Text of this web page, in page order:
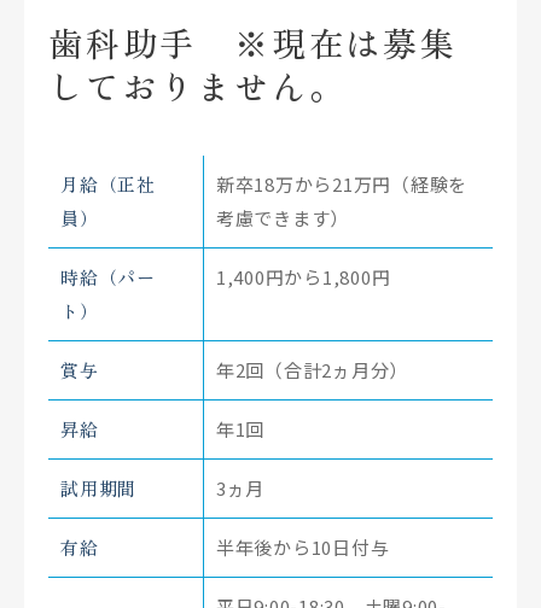
歯科助手 ※現在は募集
しておりません。
月給（正社
員）
新卒18万から21万円（経験を
考慮できます）
時給（パー
ト）
1,400円から1,800円
賞与 年2回（合計2ヵ月分）
昇給 年1回
試用期間 3ヵ月
有給 半年後から10日付与